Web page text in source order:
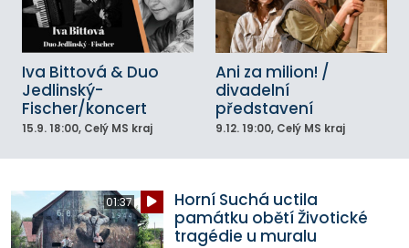
Iva Bittová & Duo
Jedlinský-
Fischer/koncert
15.9. 18:00, Celý MS kraj
Ani za milion! /
divadelní
představení
9.12. 19:00, Celý MS kraj
01:37
Horní Suchá uctila
památku obětí Životické
tragédie u muralu